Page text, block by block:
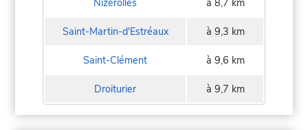
Saint-Martin-d'Estréaux à 9,3 km
Saint-Clément à 9,6 km
Droiturier à 9,7 km